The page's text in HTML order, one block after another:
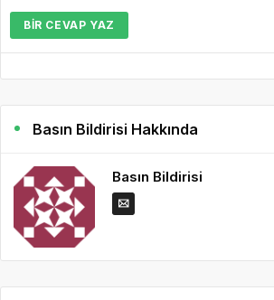
BIR CEVAP YAZ
Basın Bildirisi Hakkında
Basın Bildirisi